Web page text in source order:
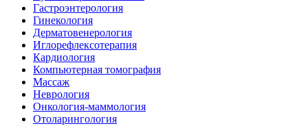
Гастроэнтерология
Гинекология
Дерматовенерология
Иглорефлексотерапия
Кардиология
Компьютерная томография
Массаж
Неврология
Онкология-маммология
Отоларингология